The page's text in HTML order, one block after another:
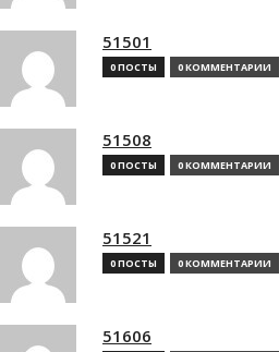
51501
0 ПОСТЫ 0 КОММЕНТАРИИ
51508
0 ПОСТЫ 0 КОММЕНТАРИИ
51521
0 ПОСТЫ 0 КОММЕНТАРИИ
51606